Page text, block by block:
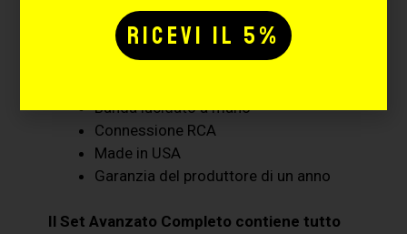
Peso: 142g
Compatibile con cartucce di aghi
universali, tipo Cheyenne
Banda lucidato a mano
Connessione RCA
Made in USA
Garanzia del produttore di un anno
Il Set Avanzato Completo contiene tutto